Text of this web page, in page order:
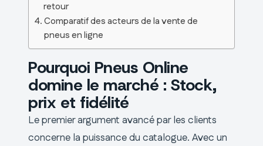
retour
Comparatif des acteurs de la vente de
pneus en ligne
Pourquoi Pneus Online
domine le marché : Stock,
prix et fidélité
Le premier argument avancé par les clients
concerne la puissance du catalogue. Avec un